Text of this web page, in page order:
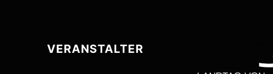
VERANSTALTER